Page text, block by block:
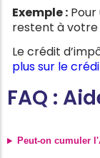
Exemple :
restent à votre
Le crédit
plus sur le
FAQ :
Peut-on cumuler